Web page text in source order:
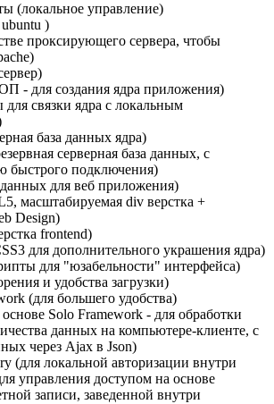
(локальное управление)
)
проксирующего сервера, чтобы
- для создания ядра приложения)
для связки ядра с локальным
база данных ядра)
серверная база данных, с
быстрого подключения)
для веб приложения)
масштабируемая div верстка +
Design)
frontend)
для дополнительного украшения ядра)
для "юзабельности" интерфейса)
и удобства загрузки)
(для большего удобства)
Solo Framework - для обработки
данных на компьютере-клиенте, с
через Ajax в Json)
(для локальной авторизации внутри
управления доступом на основе
записи, заведенной внутри